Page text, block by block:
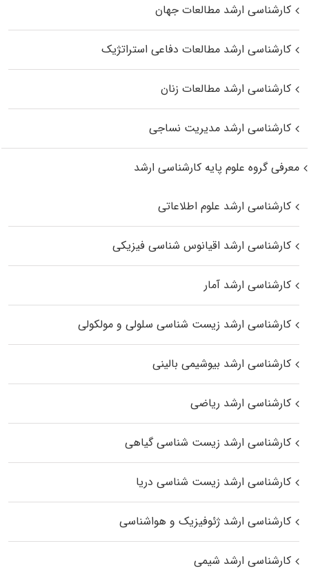
کارشناسی ارشد مطالعات جهان
کارشناسی ارشد مطالعات دفاعی استراتژیک
کارشناسی ارشد مطالعات زنان
کارشناسی ارشد مدیریت نساجی
معرفی گروه علوم پایه کارشناسی ارشد
کارشناسی ارشد علوم اطلاعاتی
کارشناسی ارشد اقیانوس‌ شناسی فیزیکی
کارشناسی ارشد آمار
کارشناسی ارشد زیست شناسی سلولی و مولکولی
کارشناسی ارشد بیوشیمی بالینی
کارشناسی ارشد ریاضی
کارشناسی ارشد زیست‌ شناسی گیاهی
کارشناسی ارشد زیست‌ شناسی دریا
کارشناسی ارشد ژئوفیزیک و هواشناسی
کارشناسی ارشد شیمی